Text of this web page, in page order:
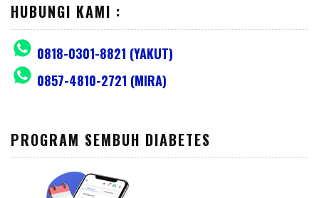
HUBUNGI KAMI :
0818-0301-8821 (YAKUT)
0857-4810-2721 (MIRA)
PROGRAM SEMBUH DIABETES